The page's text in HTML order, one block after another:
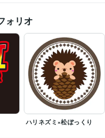
ォリオ
ハリネズミ×松ぼっくり